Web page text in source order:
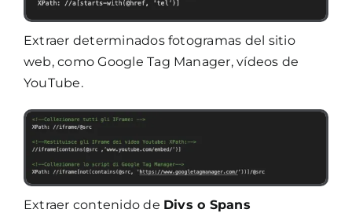
Extraer determinados fotogramas del sitio
web, como Google Tag Manager, vídeos de
YouTube.
Extraer contenido de Divs o Spans